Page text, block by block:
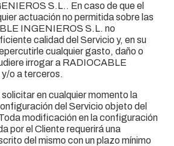
S.L.. En caso de que el
actuación no permitida sobre las
INGENIEROS S.L. no
calidad del Servicio y, en su
cualquier gasto, daño o
irrogar a RADIOCABLE
o a terceros.
en cualquier momento la
del Servicio objeto del
modificación en la configuración
por el Cliente requerirá una
del mismo con un plazo mínimo